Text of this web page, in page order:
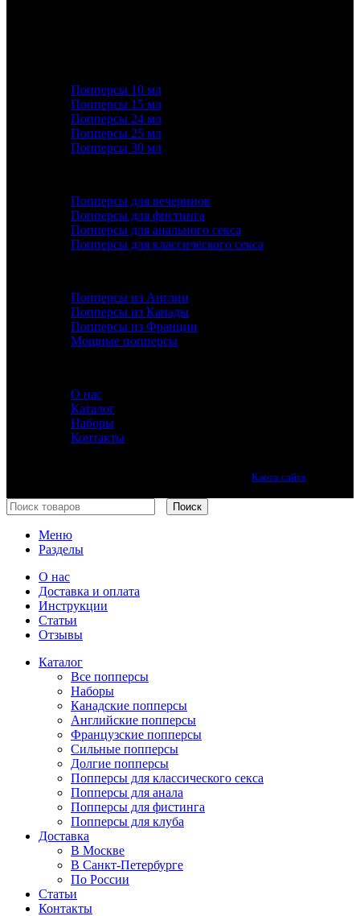
Попперсы 10 мл
Попперсы 15 мл
Попперсы 24 мл
Попперсы 25 мл
Попперсы 30 мл
Попперсы для вечеринок
Попперсы для фистинга
Попперсы для анального секса
Попперсы для классического секса
Попперсы из Англии
Попперсы из Канады
Попперсы из Франции
Мощные попперсы
О нас
Каталог
Наборы
Контакты
Карта сайта
Поиск
Меню
Разделы
О нас
Доставка и оплата
Инструкции
Статьи
Отзывы
Каталог
Все попперсы
Наборы
Канадcкие попперсы
Английские попперсы
Французские попперсы
Сильные попперсы
Долгие попперсы
Попперсы для классического секса
Попперсы для анала
Попперсы для фистинга
Попперсы для клуба
Доставка
В Москве
В Санкт-Петербурге
По России
Статьи
Контакты